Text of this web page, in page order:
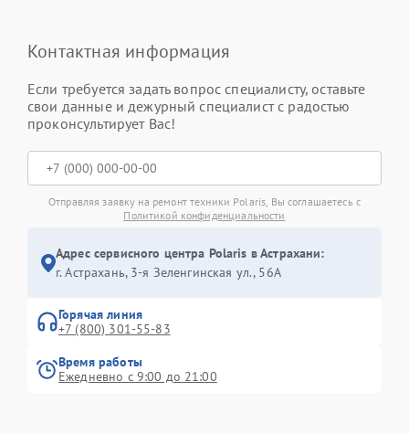
Контактная информация
Если требуется задать вопрос специалисту, оставьте
свои данные и дежурный специалист с радостью
проконсультирует Вас!
Отправляя заявку на ремонт техники Polaris, Вы соглашаетесь с
Политикой конфиденциальности
Адрес сервисного центра Polaris в Астрахани:
г. Астрахань, 3-я Зеленгинская ул., 56А
Горячая линия
+7 (800) 301-55-83
Время работы
Ежедневно с 9:00 до 21:00